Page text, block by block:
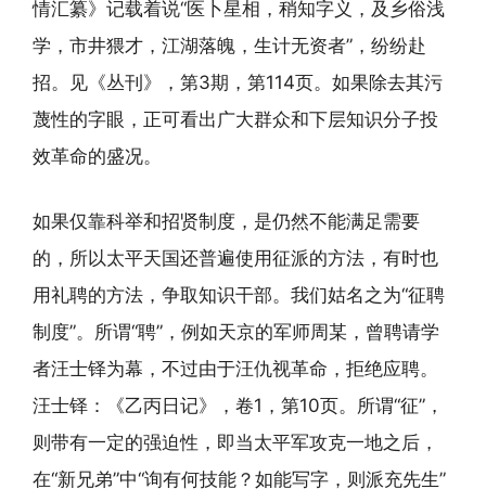
情汇纂》记载着说“医卜星相，稍知字义，及乡俗浅
学，市井猥才，江湖落魄，生计无资者”，纷纷赴
招。见《丛刊》，第3期，第114页。如果除去其污
蔑性的字眼，正可看出广大群众和下层知识分子投
效革命的盛况。
如果仅靠科举和招贤制度，是仍然不能满足需要
的，所以太平天国还普遍使用征派的方法，有时也
用礼聘的方法，争取知识干部。我们姑名之为“征聘
制度”。所谓“聘”，例如天京的军师周某，曾聘请学
者汪士铎为幕，不过由于汪仇视革命，拒绝应聘。
汪士铎：《乙丙日记》，卷1，第10页。所谓“征”，
则带有一定的强迫性，即当太平军攻克一地之后，
在“新兄弟”中“询有何技能？如能写字，则派充先生”